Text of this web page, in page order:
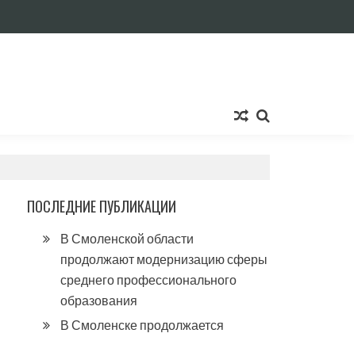
ПОСЛЕДНИЕ ПУБЛИКАЦИИ
В Смоленской области
продолжают модернизацию сферы
среднего профессионального
образования
В Смоленске продолжается